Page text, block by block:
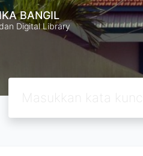
BANGIL
Digital Library